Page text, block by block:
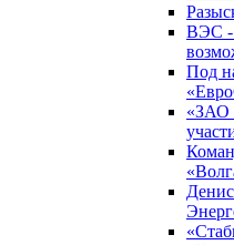
ВЭС -
Под
«ЗАО